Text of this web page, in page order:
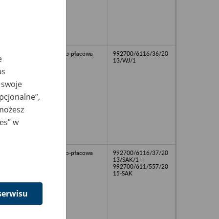
osobowo-płacowa
992700/6116/36/20
13/WJ/1
osobowo-płacowa
992700/6116/37/20
13/SAK/1 i
992700/611/557/20
15-SAK
w